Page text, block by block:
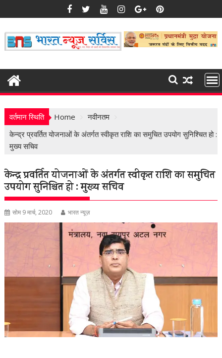
to
वर्तमान स्थिति Home
नवीनतम
केन्द्र प्रवर्तित योजनाओं के अंतर्गत स्वीकृत राशि का समुचित उपयोग सुनिश्चित हो :
मुख्य सचिव
केन्द्र प्रवर्तित योजनाओं के अंतर्गत स्वीकृत राशि का समुचित
उपयोग सुनिश्चित हो : मुख्य सचिव
सोम 9 मार्च, 2020 भारत न्यूज़